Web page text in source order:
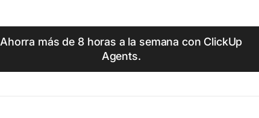
Ahorra más de 8 horas a la semana con ClickUp
Agents.